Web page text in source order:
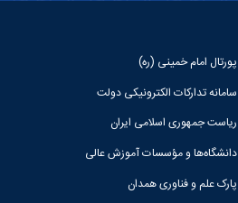
پورتال امام خمینی (ره)
سامانه تدارکات الکترونیکی دولت
ریاست جمهوری اسلامی ایران
دانشگاه‌ها و مؤسسات آموزش عالی
پارک علم و فناوری همدان